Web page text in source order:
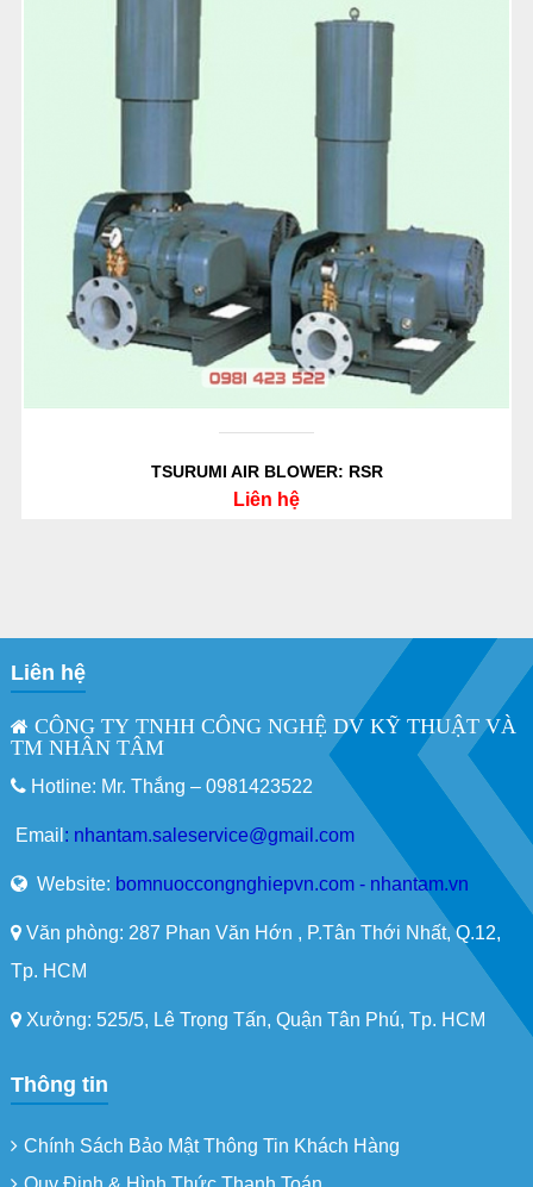
TSURUMI AIR BLOWER: RSR
Liên hệ
Liên hệ
CÔNG TY TNHH CÔNG NGHỆ DV KỸ THUẬT VÀ
TM NHÂN TÂM
Hotline: Mr. Thắng – 0981423522
Email : nhantam.saleservice@gmail.com
Website: bomnuoccongnghiepvn.com - nhantam.vn
Văn phòng: 287 Phan Văn Hớn , P.Tân Thới Nhất, Q.12,
Tp. HCM
Xưởng: 525/5, Lê Trọng Tấn, Quận Tân Phú, Tp. HCM
Thông tin
Chính Sách Bảo Mật Thông Tin Khách Hàng